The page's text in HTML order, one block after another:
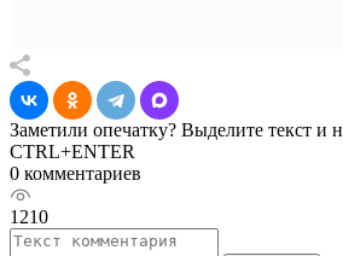
Заметили опечатку? Выделите текст и
CTRL+ENTER
0 комментариев
1210